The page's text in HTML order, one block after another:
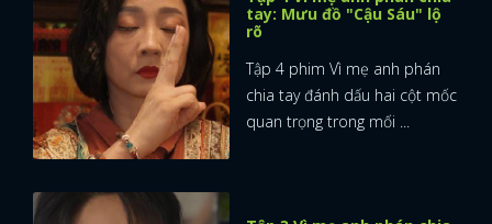
tay: Mưu đồ "Cậu Sáu" lộ
rõ
Tập 4 phim Vì mẹ anh phán
chia tay đánh dấu hai cột mốc
quan trọng trong mối ...